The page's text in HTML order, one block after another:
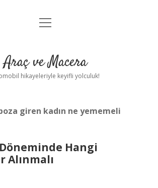
Anasayfa
Yasal Uyarı
menüyü
Araç ve Macera
hikayeleriyle keyifli yolculuk!
giren kadın ne yememeli
Hangi